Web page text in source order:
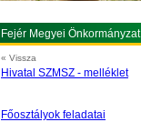
Fejér Megyei Önkormányzat
« Vissza
Hivatal SZMSZ - melléklet
Főosztályok feladatai